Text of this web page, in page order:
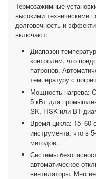
Термозажимные
высокими техническими
долговечность и
включают:
Диапазон
контролем, что
патронов.
температуру с
Мощность нагрева:
5 кВт для
SK, HSK или BT
Время цикла: 15–60
инструмента, что в
методов.
Системы
автоматическое
вентиляторы.